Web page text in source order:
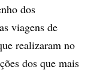
dos
viagens de
realizaram no
dos que mais